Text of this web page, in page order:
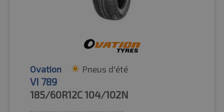
Ovation Pneus d'été
VI 789
185/60R12C104/102N